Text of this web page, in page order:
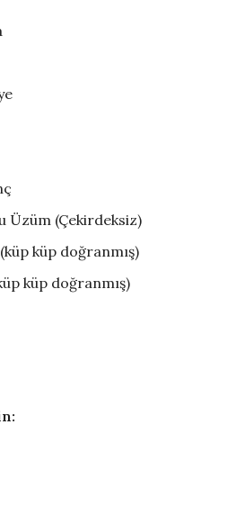
Üzüm (Çekirdeksiz)
küp doğranmış)
küp doğranmış)